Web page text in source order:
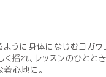
うに身体になじむヨガウ
揺れ、レッスンのひとと
着心地に。